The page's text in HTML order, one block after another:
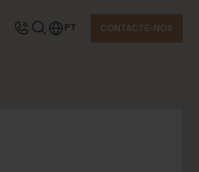
PT CONTACTE-NOS